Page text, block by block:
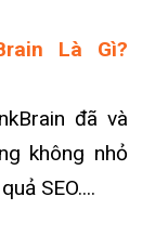
Là Gì?
đã và
không nhỏ
SEO....